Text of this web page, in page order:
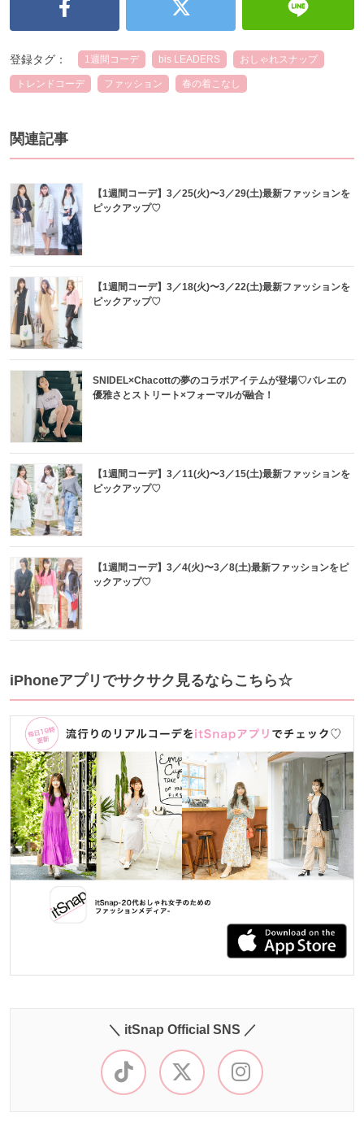
登録タグ： 1週間コーデ bis LEADERS おしゃれスナップ
トレンドコーデ ファッション 春の着こなし
関連記事
【1週間コーデ】3／25(火)〜3／29(土)最新ファッションを
ピックアップ♡
【1週間コーデ】3／18(火)〜3／22(土)最新ファッションを
ピックアップ♡
SNIDEL×Chacottの夢のコラボアイテムが登場♡バレエの
優雅さとストリート×フォーマルが融合！
【1週間コーデ】3／11(火)〜3／15(土)最新ファッションを
ピックアップ♡
【1週間コーデ】3／4(火)〜3／8(土)最新ファッションをピ
ックアップ♡
iPhoneアプリでサクサク見るならこちら☆
＼ itSnap Official SNS ／